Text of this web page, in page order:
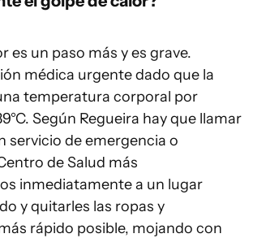
es un paso más y es grave.
médica urgente dado que la
temperatura corporal por
Según Regueira hay que llamar
servicio de emergencia o
de Salud más
inmediatamente a un lugar
y quitarles las ropas y
rápido posible, mojando con